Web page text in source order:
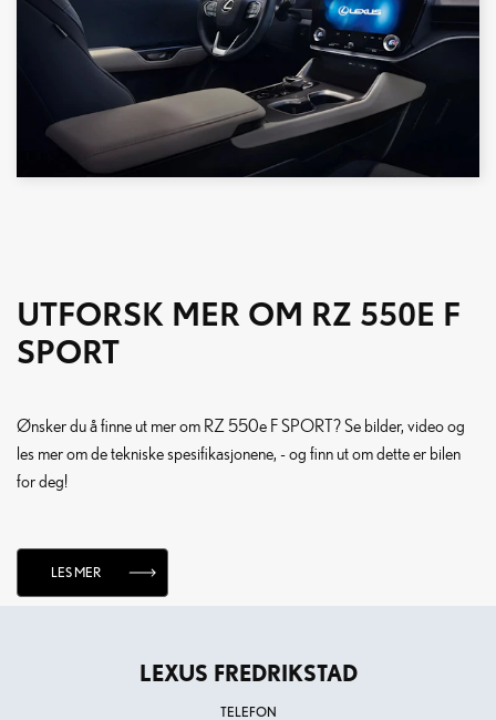
UTFORSK MER OM RZ 550E F
SPORT
Ønsker du å finne ut mer om RZ 550e F SPORT? Se bilder, video og
les mer om de tekniske spesifikasjonene, - og finn ut om dette er bilen
for deg!
LES MER
LEXUS FREDRIKSTAD
TELEFON